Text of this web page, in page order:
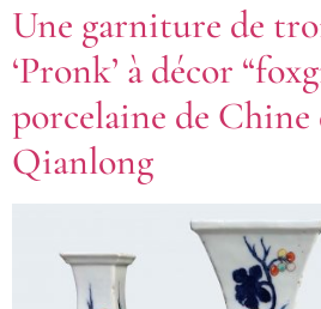
Une garniture de
‘Pronk’ à décor
porcelaine de Chine
Qianlong